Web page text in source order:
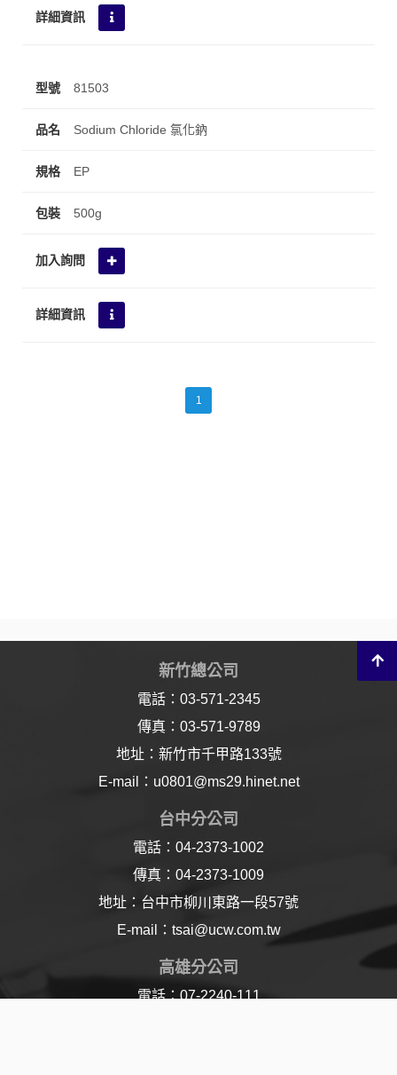
81503
Sodium Chloride 氯化鈉
EP
500g
1
新竹總公司
電話：03-571-2345
傳真：03-571-9789
地址：新竹市千甲路133號
E-mail：u0801@ms29.hinet.net
台中分公司
電話：04-2373-1002
傳真：04-2373-1009
地址：台中市柳川東路一段57號
E-mail：tsai@ucw.com.tw
高雄分公司
電話：07-2240-111